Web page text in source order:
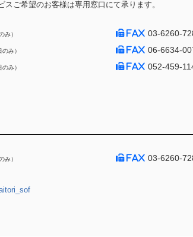
ご希望のお客様は専用窓口にて承ります。
み） 03-6260-
み） 06-6634-
み） 052-459-
み） 03-6260-